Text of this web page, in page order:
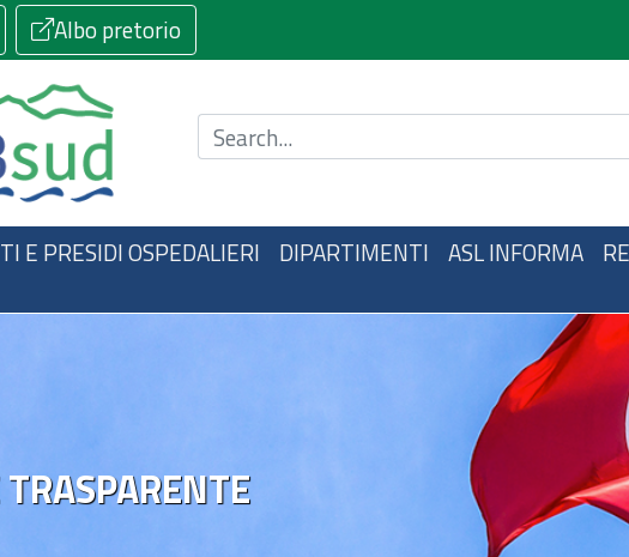
Albo pretorio
Cerca nel sito
E PRESIDI OSPEDALIERI DIPARTIMENTI ASL INFORMA